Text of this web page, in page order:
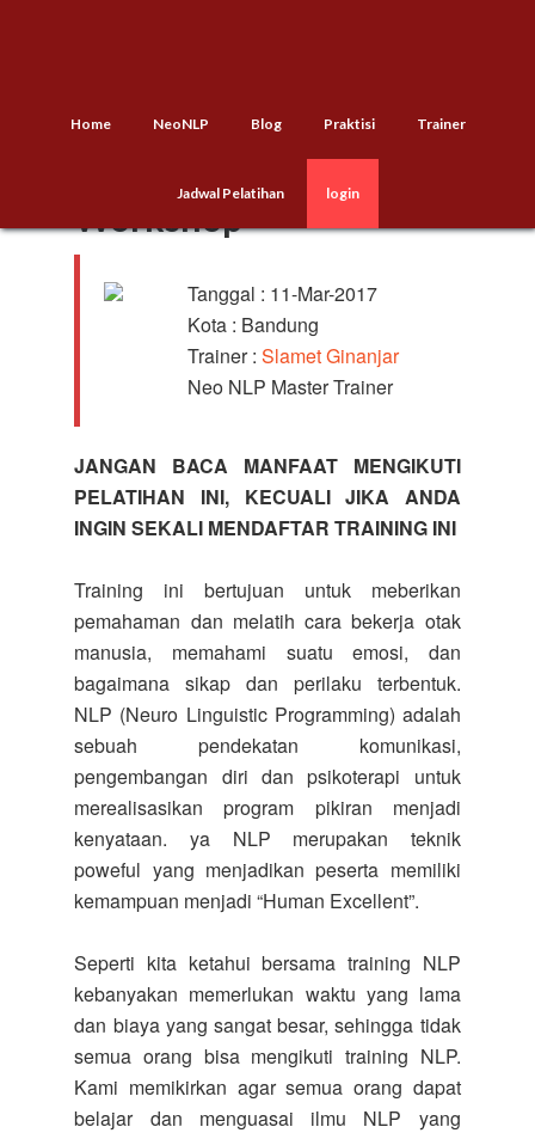
Home NeoNLP Blog Praktisi Trainer
Jadwal Pelatihan login
NNLP Practitioner
Workshop
Tanggal : 11-Mar-2017
Kota : Bandung
Trainer : Slamet Ginanjar
Neo NLP Master Trainer
JANGAN BACA MANFAAT MENGIKUTI
PELATIHAN INI, KECUALI JIKA ANDA
INGIN SEKALI MENDAFTAR TRAINING INI
Training ini bertujuan untuk meberikan
pemahaman dan melatih cara bekerja otak
manusia, memahami suatu emosi, dan
bagaimana sikap dan perilaku terbentuk.
NLP (Neuro Linguistic Programming) adalah
sebuah pendekatan komunikasi,
pengembangan diri dan psikoterapi untuk
merealisasikan program pikiran menjadi
kenyataan. ya NLP merupakan teknik
poweful yang menjadikan peserta memiliki
kemampuan menjadi “Human Excellent”.
Seperti kita ketahui bersama training NLP
kebanyakan memerlukan waktu yang lama
dan biaya yang sangat besar, sehingga tidak
semua orang bisa mengikuti training NLP.
Kami memikirkan agar semua orang dapat
belajar dan menguasai ilmu NLP yang